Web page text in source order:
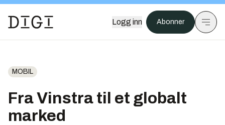
Logg inn Abonner
MOBIL
Fra Vinstra til et globalt
marked